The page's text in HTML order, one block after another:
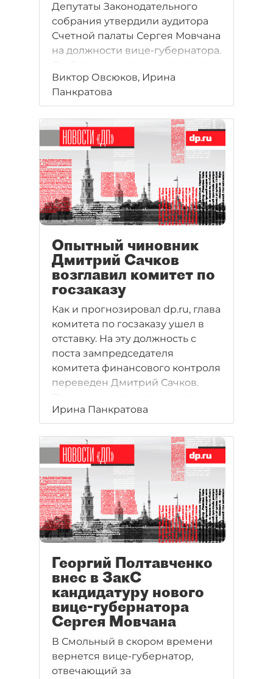
Депутаты Законодательного
собрания утвердили аудитора
Счетной палаты Сергея Мовчана
на должности вице-губернатора.
по госзаказу, по
промышленности и развитию
предпринимательства с общим
бюджетом почти 3 млрд рублей
в этом году.
Виктор Овсюков, Ирина
Панкратова
Опытный чиновник
Дмитрий Сачков
возглавил комитет по
госзаказу
Как и прогнозировал dp.ru, глава
комитета по госзаказу ушел в
отставку. На эту должность с
поста зампредседателя
комитета финансового контроля
переведен Дмитрий Сачков.
туризму. Череда перестановок в
Смольном продолжается.
Ирина Панкратова
Георгий Полтавченко
внес в ЗакС
кандидатуру нового
вице-губернатора
Сергея Мовчана
В Смольный в скором времени
вернется вице-губернатор,
отвечающий за